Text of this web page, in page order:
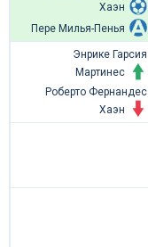
Хаэн
Пере Милья-Пенья
Энрике Гарсия
Мартинес
Роберто Фернандес
Хаэн